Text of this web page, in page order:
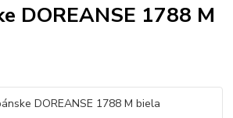
DOREANSE 1788 M